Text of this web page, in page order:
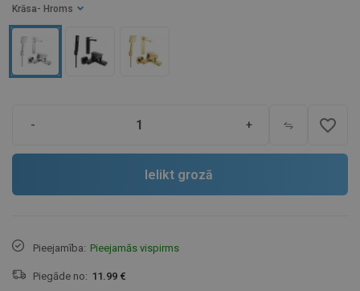
Krāsa - Hroms
- + favorite_border
Ielikt grozā
Pieejamība: Pieejamās vispirms
Piegāde no: 11.99 €